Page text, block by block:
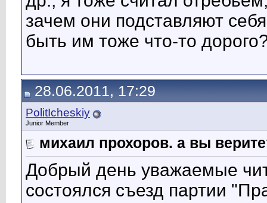
зачем они подставляют
быть им тоже что-то
28.06.2011, 17:29
PolitIcheskiy
Junior Member
михаил прохоров. а вы
Добрый день уважаемые
состоялся съезд партии